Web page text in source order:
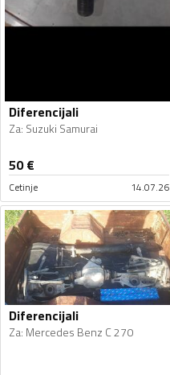
Diferencijali
Za: Suzuki Samurai
50€
Cetinje 14.07.26
Diferencijali
Za: Mercedes Benz C 270